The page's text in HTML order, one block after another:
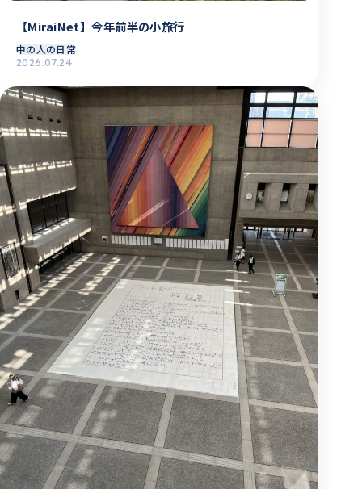
【MiraiNet】今年前半の小旅行
中の人の日常
2026.07.24